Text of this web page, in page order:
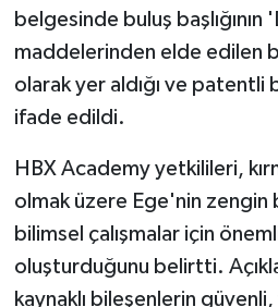
belgesinde buluş başlığının
maddelerinden elde edilen
olarak yer aldığı ve patentli
ifade edildi.
HBX Academy yetkilileri,
olmak üzere Ege'nin zengin
bilimsel çalışmalar için
oluşturduğunu belirtti.
kaynaklı bileşenlerin